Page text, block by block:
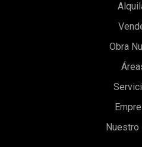
Obra
Nuestro